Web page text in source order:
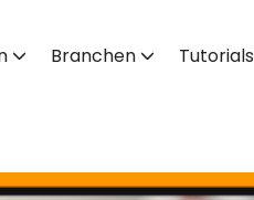
Branchen Tutorials